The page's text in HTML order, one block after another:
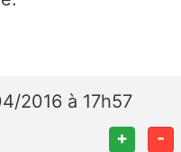
2016 à 17h57
+ -